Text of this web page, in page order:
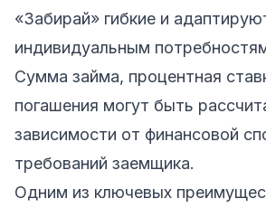
«Забирай» гибкие и
индивидуальным
Сумма займа, процентная
погашения могут быть
зависимости от финансовой
требований заемщика.
Одним из ключевых